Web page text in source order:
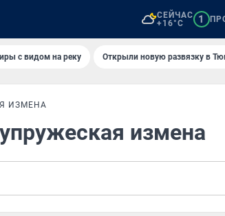
СЕЙЧАС
+16°C
1
с видом на реку Открыли новую развязку в
ИЗМЕНА
измена